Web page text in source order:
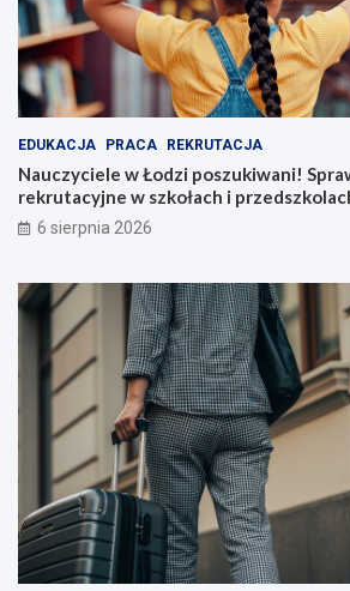
EDUKACJA PRACA REKRUTACJA
Nauczyciele w Łodzi poszukiwani!
rekrutacyjne w szkołach i
6 sierpnia 2026